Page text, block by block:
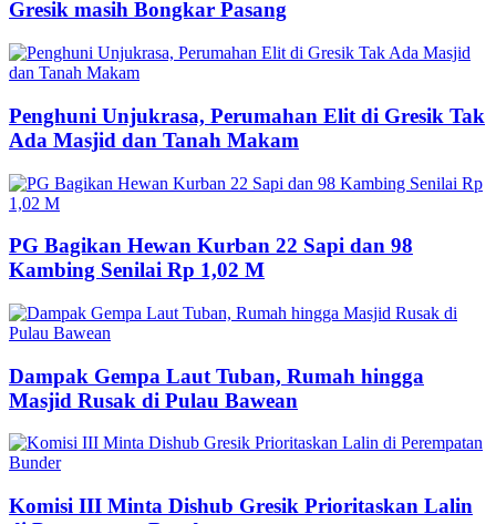
Gresik masih Bongkar Pasang
Penghuni Unjukrasa, Perumahan Elit di Gresik Tak
Ada Masjid dan Tanah Makam
PG Bagikan Hewan Kurban 22 Sapi dan 98
Kambing Senilai Rp 1,02 M
Dampak Gempa Laut Tuban, Rumah hingga
Masjid Rusak di Pulau Bawean
Komisi III Minta Dishub Gresik Prioritaskan Lalin